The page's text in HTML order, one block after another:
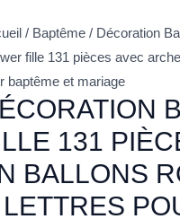
/ Baptême / Décoration
fille 131 pièces avec
baptême et mariage
131
BALLONS